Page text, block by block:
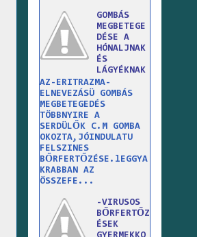
GOMBÁS
MEGBETEGE
DÉSE A
HÓNALJNAK
ÉS
LÁGYÉKNAK
AZ-ERITRAZMA-
ELNEVEZÁSÜ GOMBÁS
MEGBETEGEDÉS
TÖBBNYIRE A
SERDÜLŐK C.M GOMBA
OKOZTA,JÓINDULATU
FELSZINES
BŐRFERTŐZÉSE.lEGGYA
KRABBAN AZ
ÖSSZEFE...
-VIRUSOS
BŐRFERTŐZ
ÉSEK